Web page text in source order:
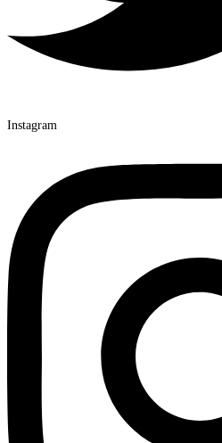
Instagram